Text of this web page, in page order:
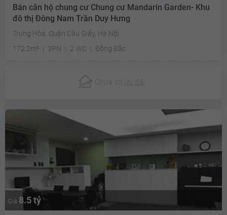
Bán căn hộ chung cư Chung cư Mandarin Garden- Khu
đô thị Đông Nam Trần Duy Hưng
Trung Hòa, Quận Cầu Giấy, Hà Nội
172.2m²
3PN 2 WC Đông Bắc
Chưa có ưu đãi
Giá 8.5 tỷ